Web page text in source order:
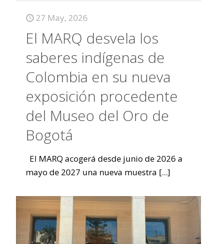
27 May, 2026
El MARQ desvela los
saberes indígenas de
Colombia en su nueva
exposición procedente
del Museo del Oro de
Bogotá
El MARQ acogerá desde junio de 2026 a
mayo de 2027 una nueva muestra [...]